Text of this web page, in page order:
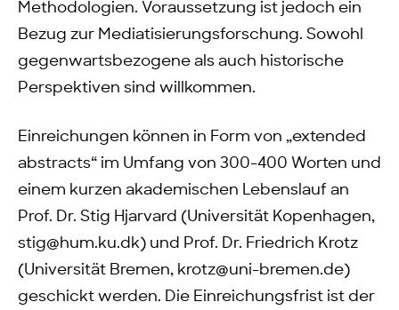
Methodologien. Voraussetzung ist jedoch ein
Bezug zur Mediatisierungsforschung. Sowohl
gegenwartsbezogene als auch historische
Perspektiven sind willkommen.
Einreichungen können in Form von „extended
abstracts“ im Umfang von 300-400 Worten und
einem kurzen akademischen Lebenslauf an
Prof. Dr. Stig Hjarvard (Universität Kopenhagen,
stig@hum.ku.dk) und Prof. Dr. Friedrich Krotz
(Universität Bremen, krotz@uni-bremen.de)
geschickt werden. Die Einreichungsfrist ist der